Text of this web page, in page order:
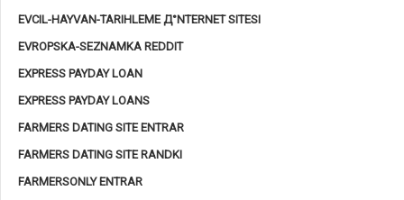
EVCIL-HAYVAN-TARIHLEME Д°NTERNET SITESI
EVROPSKA-SEZNAMKA REDDIT
EXPRESS PAYDAY LOAN
EXPRESS PAYDAY LOANS
FARMERS DATING SITE ENTRAR
FARMERS DATING SITE RANDKI
FARMERSONLY ENTRAR